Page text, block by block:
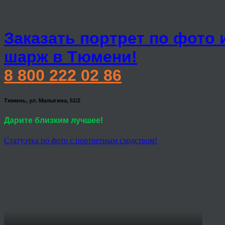
Заказать портрет по фото
шарж в Тюмени!
8 800 222 02 86
Тюмень, ул. Малыгина, 51/2
Дарите близким лучшее!
Статуэтка по фото с портретным сходством!